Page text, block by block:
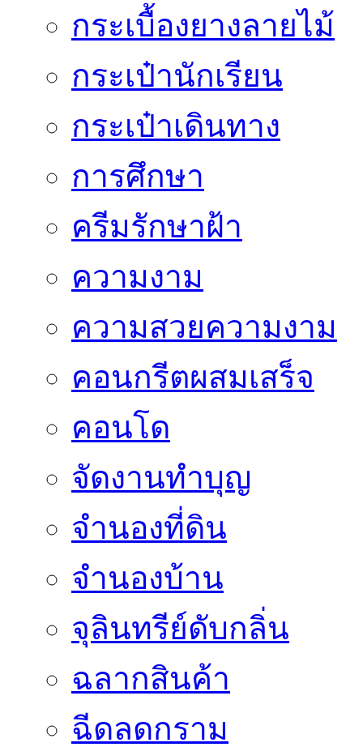
กระเบื้องยางลายไม้
กระเป๋านักเรียน
กระเป๋าเดินทาง
การศึกษา
ครีมรักษาฝ้า
ความงาม
ความสวยความงาม
คอนกรีตผสมเสร็จ
คอนโด
จัดงานทำบุญ
จำนองที่ดิน
จำนองบ้าน
จุลินทรีย์ดับกลิ่น
ฉลากสินค้า
ฉีดลดกราม